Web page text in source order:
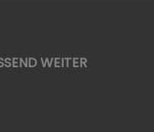
WEITER